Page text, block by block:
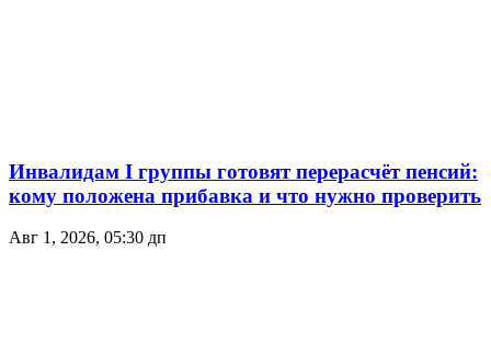
Инвалидам I группы готовят перерасчёт пенсий:
кому положена прибавка и что нужно проверить
Авг 1, 2026, 05:30 дп